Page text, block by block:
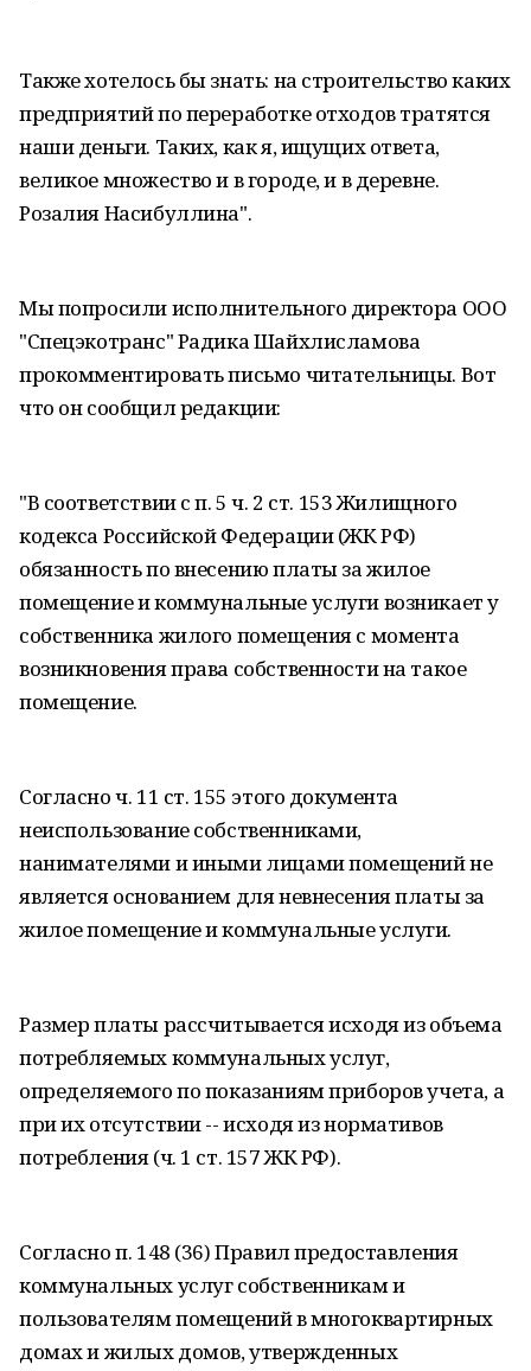
Также хотелось бы знать: на строительство каких
предприятий по переработке отходов тратятся
наши деньги. Таких, как я, ищущих ответа,
великое множество и в городе, и в деревне.
Розалия Насибуллина".
Мы попросили исполнительного директора ООО
"Спецэкотранс" Радика Шайхлисламова
прокомментировать письмо читательницы. Вот
что он сообщил редакции:
"В соответствии с п. 5 ч. 2 ст. 153 Жилищного
кодекса Российской Федерации (ЖК РФ)
обязанность по внесению платы за жилое
помещение и коммунальные услуги возникает у
собственника жилого помещения с момента
возникновения права собственности на такое
помещение.
Согласно ч. 11 ст. 155 этого документа
неиспользование собственниками,
нанимателями и иными лицами помещений не
является основанием для невнесения платы за
жилое помещение и коммунальные услуги.
Размер платы рассчитывается исходя из объема
потребляемых коммунальных услуг,
определяемого по показаниям приборов учета, а
при их отсутствии -- исходя из нормативов
потребления (ч. 1 ст. 157 ЖК РФ).
Согласно п. 148 (36) Правил предоставления
коммунальных услуг собственникам и
пользователям помещений в многоквартирных
домах и жилых домов, утвержденных